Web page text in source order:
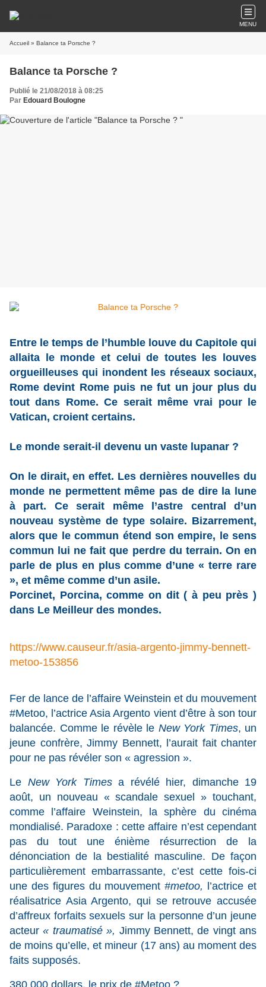
MENU
Accueil » Balance ta Porsche ?
Balance ta Porsche ?
Publié le 21/08/2018 à 08:25
Par Edouard Boulogne
Entre le temps de l’humble louve du Capitole qui
allaita le monde et celui de toutes les louves
orgueilleuses qui inondent les réseaux sociaux,
Rome devint Rome puis ne fut un jour plus du
tout dans Rome. Ce serait même vrai pour le
Vatican, croient certains.
Le monde serait-il devenu un vaste lupanar ?
On le dirait, en effet. Les dernières nouvelles du
monde ne permettent même pas de dire la lune
à part. Ce serait même l’astre central d’un
nouveau système de type solaire. Bizarrement,
alors que le commun étend son empire, le sens
commun lui ne fait que perdre du terrain. On en
parle de plus en plus comme d’une « terre rare
», et même comme d’un asile.
Porcinet, Porcina, comme on dit ( à peu près )
dans Le Meilleur des mondes.
https://www.causeur.fr/asia-argento-jimmy-bennett-
metoo-153856
Fer de lance de l’affaire Weinstein et du mouvement
#Metoo, l’actrice Asia Argento vient d’être à son tour
balancée. Comme le révèle le New York Times, un
jeune confrère, Jimmy Bennett, l’aurait fait chanter
pour ne pas révéler son « agression ».
Le New York Timesa révélé hier, dimanche 19
août, un nouveau « scandale sexuel » touchant,
comme l’affaire Weinstein, la sphère du cinéma
mondialisé. Paradoxe : cette affaire n’est cependant
pas du tout une énième résurrection de la
dénonciation de la bestialité masculine. De façon
particulièrement embarrassante, c’est cette fois-ci
une des figures du mouvement#metoo, l’actrice et
réalisatrice Asia Argento, qui se retrouve accusée
d’affreux forfaits sexuels sur la personne d’un jeune
acteur« traumatisé », Jimmy Bennett, de vingt ans
de moins qu’elle, et mineur (17 ans) au moment des
faits supposés.